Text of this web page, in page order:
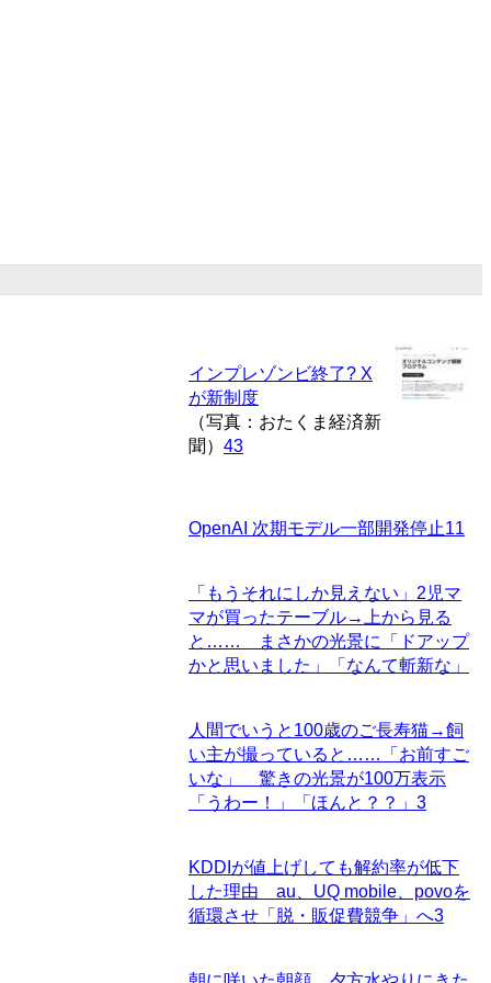
インプレゾンビ終了? X
が新制度
（写真：おたくま経済新
聞） 43
OpenAI 次期モデル一部開発停止11
「もうそれにしか見えない」2児マ
マが買ったテーブル→上から見る
と…… まさかの光景に「ドアップ
かと思いました」「なんて斬新な」
人間でいうと100歳のご長寿猫→飼
い主が撮っていると……「お前すご
いな」 驚きの光景が100万表示
「うわー！」「ほんと？？」 3
KDDIが値上げしても解約率が低下
した理由 au、UQ mobile、povoを
循環させ「脱・販促費競争」へ3